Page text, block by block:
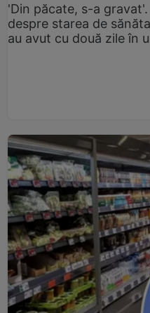
'Din păcate, s-a
despre starea de
au avut cu două zile în